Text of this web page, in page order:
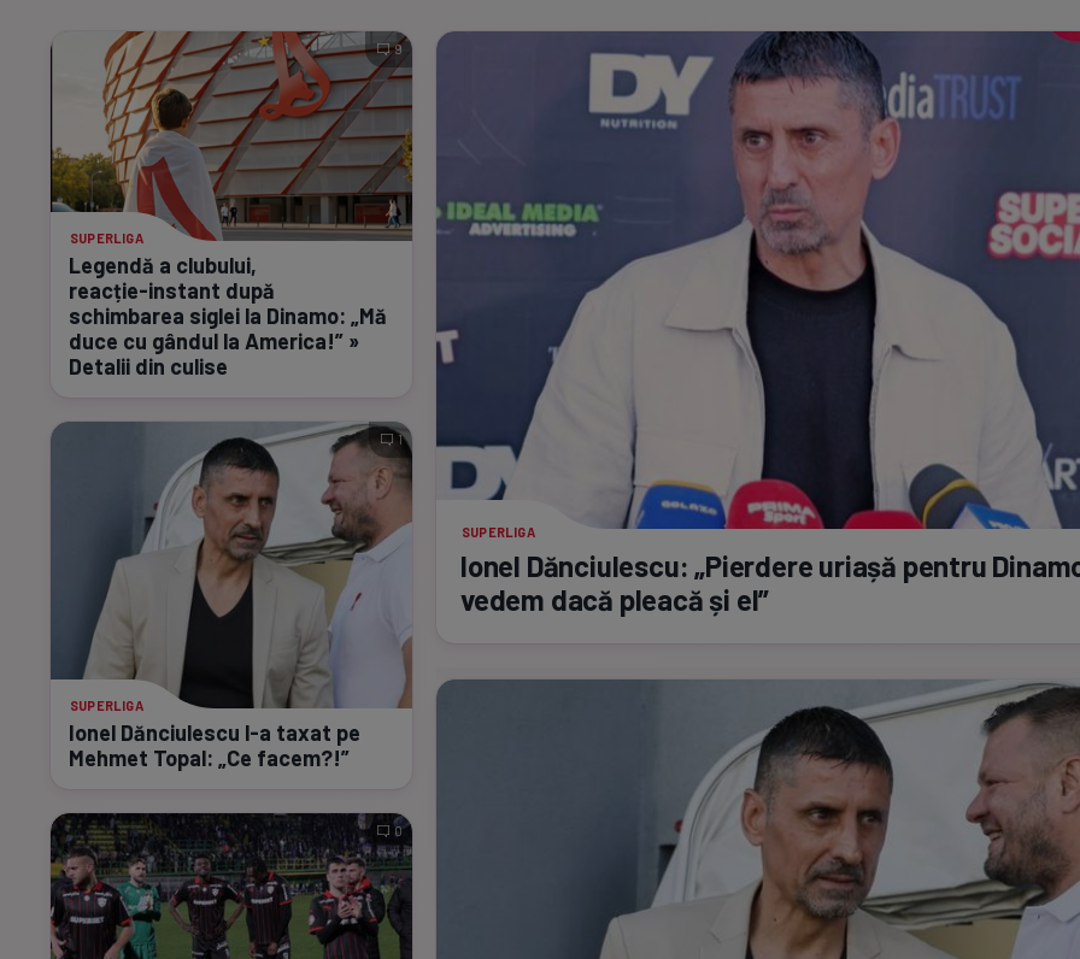
SUPERLIGA
Legendă a clubului,
reacție-instant după
schimbarea siglei la Dinamo: „Mă
duce cu gândul la America!” »
Detalii din culise
9
SUPERLIGA
Ionel Dănciulescu l-a taxat pe
Mehmet Topal: „Ce facem?!”
1
0
SUPERLIGA
Ionel Dănciulescu: „Pierdere uriașă pentru
vedem dacă pleacă și el”